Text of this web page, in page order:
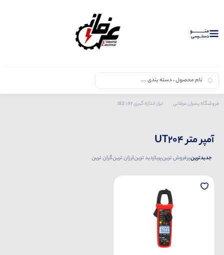
منــــــــــــو
دستــرسی
فروشگاه پسران عرفانی ابزار اندازه گیری محصولات یونی تی 162 کالا
آمپر متر UT204
جدیدترینپرفروش ترینپربازدید ترینارزان ترینگران ترین